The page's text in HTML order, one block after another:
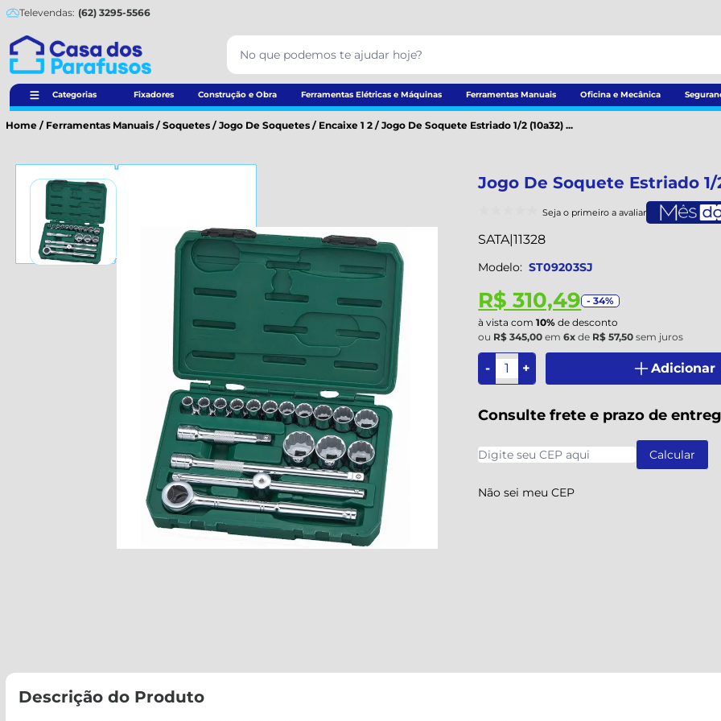
Televendas: (62) 3295-5566
Categorias Fixadores Construção e Obra Ferramentas Elétricas e Máquinas Ferramentas Manuais Oficina e Mecânica
Home / Ferramentas Manuais / Soquetes / Jogo De Soquetes / Encaixe 1 2 / Jogo De Soquete Estriado 1/2 (10a32) ...
Jogo De Soquete Estriado 1/
Seja o primeiro a avaliar
SATA|11328
Modelo: ST09203SJ
R$ 310,49 - 34%
à vista com10% de desconto
ou R$ 345,00 em6x de R$ 57,50 sem juros
- + Adicionar
Consulte frete e prazo de
Não sei meu CEP
Descrição do Produto